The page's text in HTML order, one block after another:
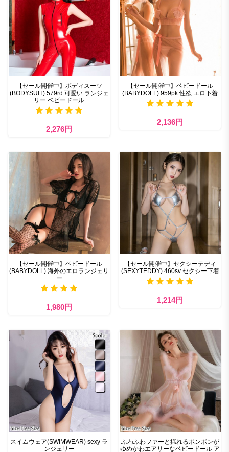
【セール開催中】ボディスーツ
(BODYSUIT) 579rd 可愛い ランジェ
リー ベビードール
2,276円
【セール開催中】ベビードール
(BABYDOLL) 959pk 性欲 エロ下着
2,136円
【セール開催中】ベビードール
(BABYDOLL) 海外のエロランジェリ
ー
1,980円
【セール開催中】セクシーテディ
(SEXYTEDDY) 460sv セクシー下着
1,214円
スイムウェア(SWIMWEAR) sexy ラ
ンジェリー
ふわふわファーと揺れるポンポンが
ゆめかわエアリーなベビードール ア